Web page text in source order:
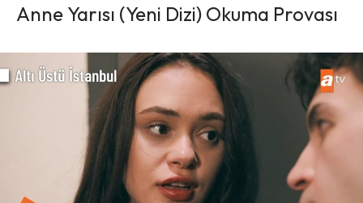
Anne Yarısı (Yeni Dizi) Okuma Provası